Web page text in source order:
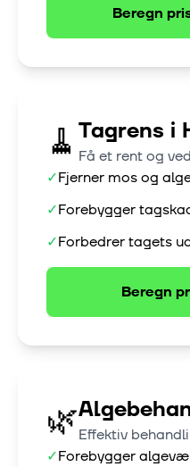
Beregn
🧹 Tagrens i
Få et rent og
✓Fjerner mos og
✓Forebygger
✓Forbedrer tagets
Beregn
🌿Effektiv
✓Forebygger